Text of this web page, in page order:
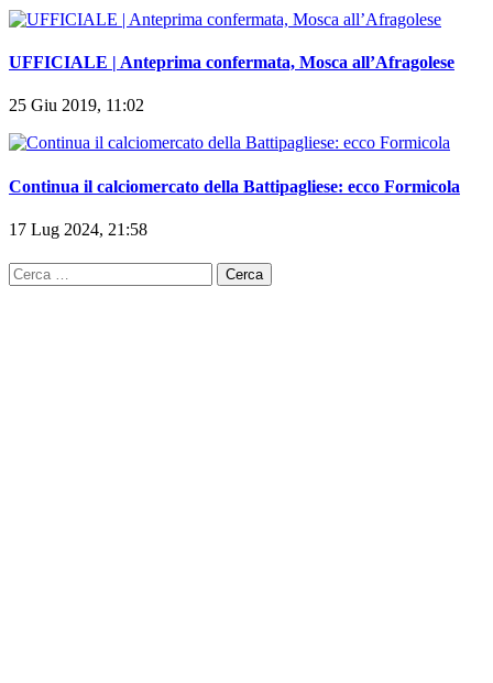
UFFICIALE | Anteprima confermata, Mosca all’Afragolese
25 Giu 2019, 11:02
Continua il calciomercato della Battipagliese: ecco Formicola
17 Lug 2024, 21:58
Ricerca
per: